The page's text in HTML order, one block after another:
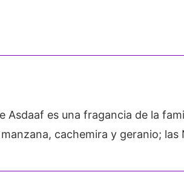
Asdaaf es una fragancia de la
cachemira y geranio;